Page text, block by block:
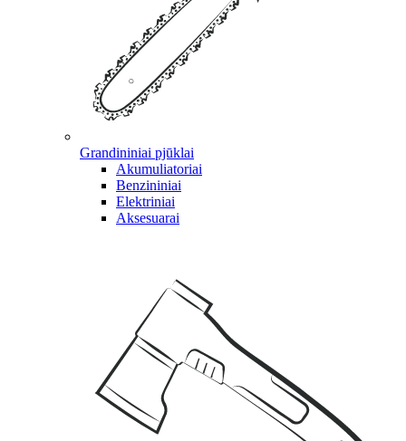
Grandininiai pjūklai
Akumuliatoriai
Benzininiai
Elektriniai
Aksesuarai